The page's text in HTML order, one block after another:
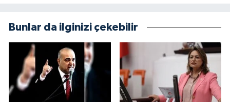
Bunlar da ilginizi çekebilir